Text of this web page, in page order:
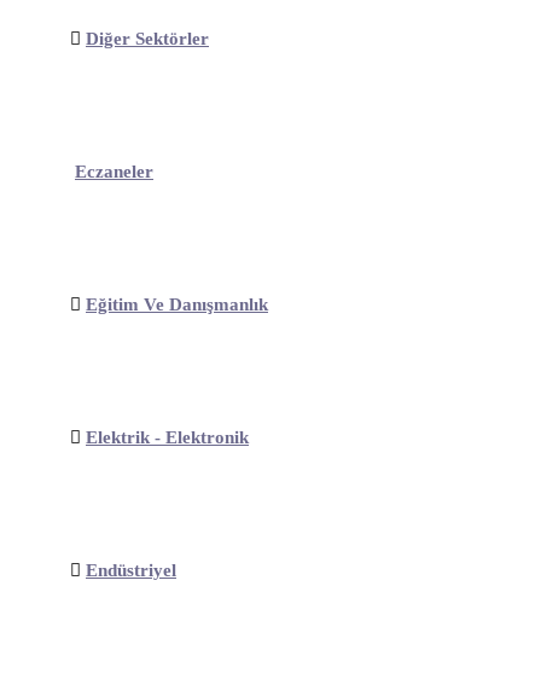
Diğer Sektörler
Eczaneler
Eğitim Ve Danışmanlık
Elektrik - Elektronik
Endüstriyel